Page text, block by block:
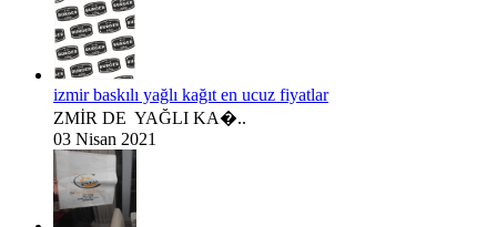
izmir baskılı yağlı kağıt en ucuz fiyatlar
ZMİR DE YAĞLI KA�..
03 Nisan 2021